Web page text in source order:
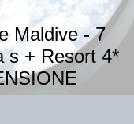
Maldive - 7
s + Resort 4*